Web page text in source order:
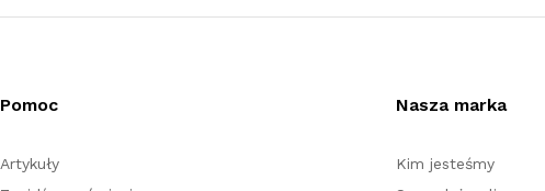
Pomoc
Artykuły
Nasza marka
Kim jesteśmy